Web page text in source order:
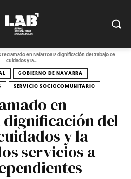
reclamado en Nafarroa la dignificación del trabajo de
cuidados y la...
GOBIERNO DE NAVARRA
SERVICIO SOCIOCOMUNITARIO
en
del
y la
servicios a